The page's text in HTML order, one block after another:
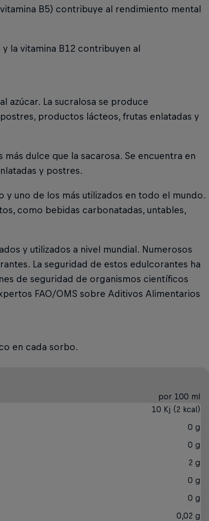
B5) contribuye al rendimiento mental
la vitamina B12 contribuyen al
azúcar. La sucralosa se produce
productos lácteos, frutas enlatadas y
dulce que la sacarosa. Se encuentra en
y postres.
y uno de los más utilizados en todo el mundo.
como bebidas carbonatadas, untables,
y utilizados a nivel mundial. Numerosos
La seguridad de estos edulcorantes ha
de seguridad de organismos científicos
FAO/OMS sobre Aditivos Alimentarios
en cada sorbo.
por 100 ml
10 Kj (2 kcal)
0 g
0 g
2 g
0 g
0 g
0,02 g